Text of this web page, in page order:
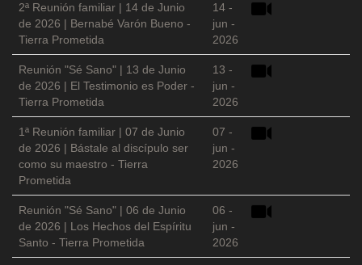
2ª Reunión familiar | 14 de Junio
de 2026 | Bernabé Varón Bueno -
Tierra Prometida
14 -
jun -
2026
Reunión "Sé Sano" | 13 de Junio
de 2026 | El Testimonio es Poder -
Tierra Prometida
13 -
jun -
2026
1ª Reunión familiar | 07 de Junio
de 2026 | Bástale al discípulo ser
como su maestro - Tierra
Prometida
07 -
jun -
2026
Reunión "Sé Sano" | 06 de Junio
de 2026 | Los Hechos del Espíritu
Santo - Tierra Prometida
06 -
jun -
2026